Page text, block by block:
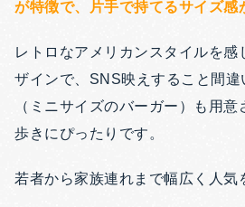
が特徴で、片手で持てるサイズ感
レトロなアメリカンスタイルを感
ザインで、SNS映えすること間違
（ミニサイズのバーガー）も用
歩きにぴったりです。
若者から家族連れまで幅広く人気